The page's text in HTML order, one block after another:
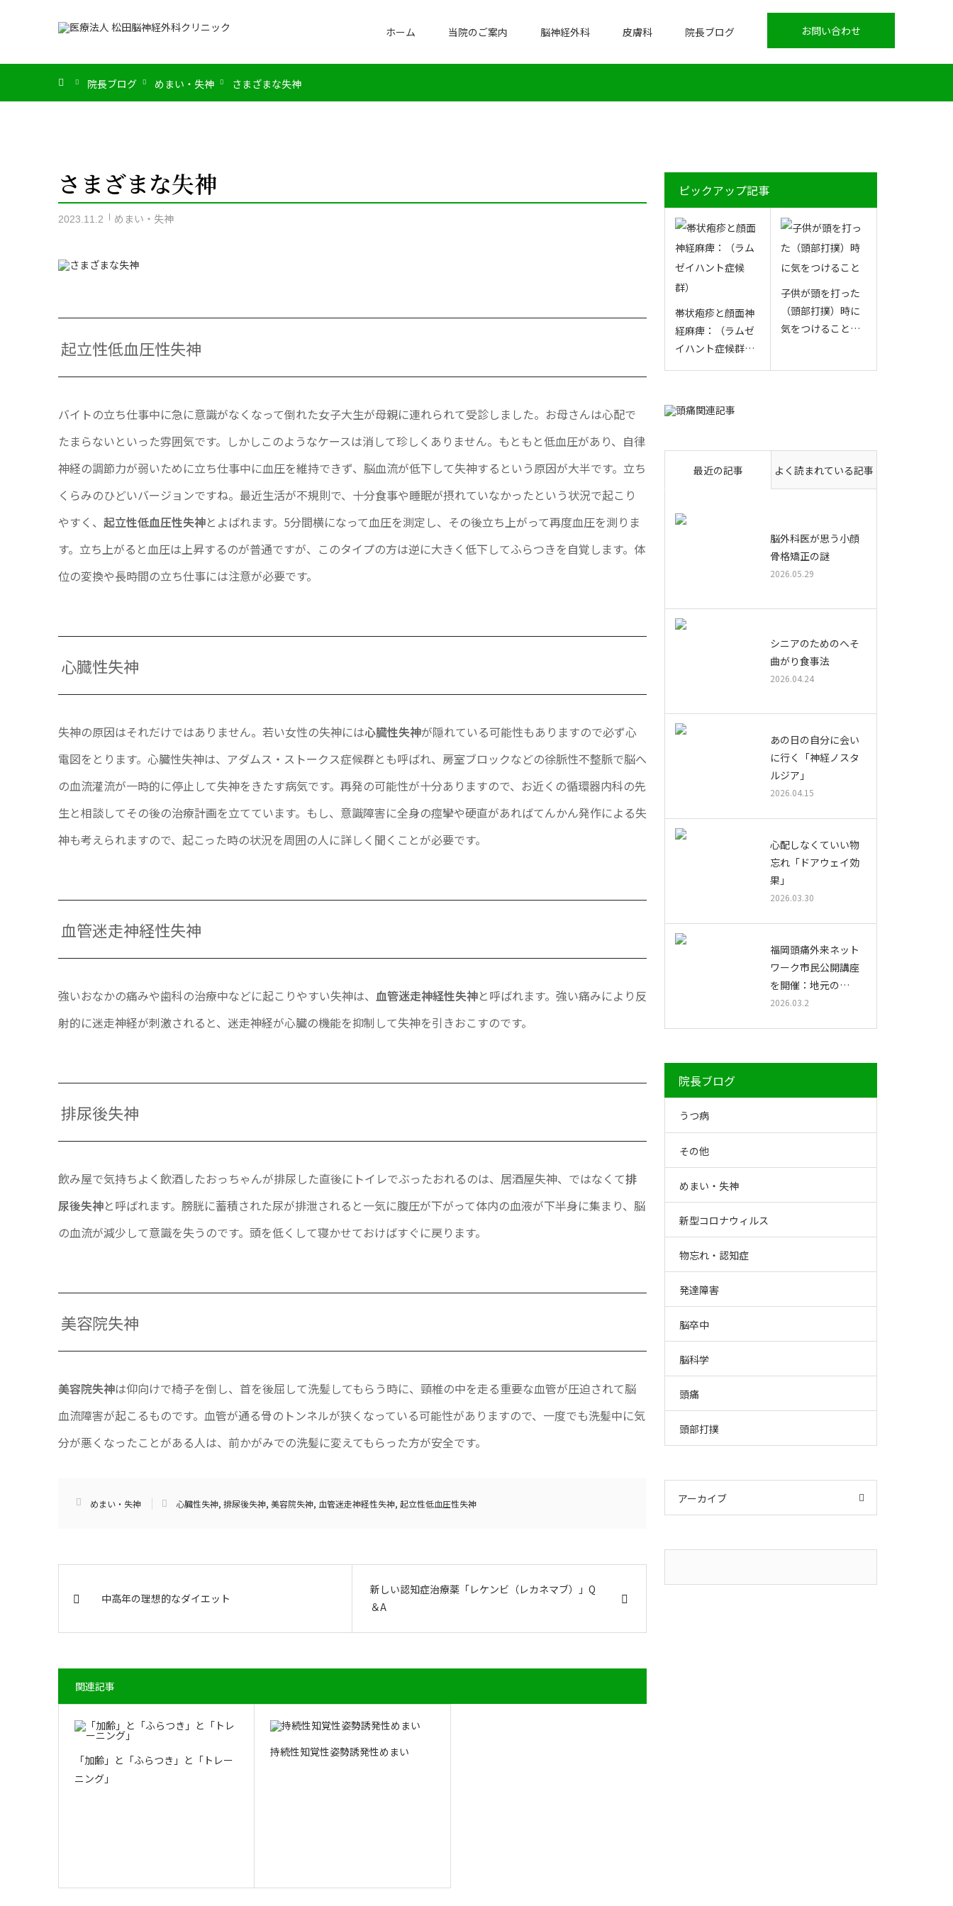
お問い合わせ
ホーム 当院のご案内 脳神経外科 皮膚科 院長ブログ
院長ブログ めまい・失神 さまざまな失神
さまざまな失神
2023.11.2 めまい・失神
起立性低血圧性失神
バイトの立ち仕事中に急に意識がなくなって倒れた女子大生が母親に連れられて受診しました。お母さんは心配で
たまらないといった雰囲気です。しかしこのようなケースは消して珍しくありません。もともと低血圧があり、自律
神経の調節力が弱いために立ち仕事中に血圧を維持できず、脳血流が低下して失神するという原因が大半です。立ち
くらみのひどいバージョンですね。最近生活が不規則で、十分食事や睡眠が摂れていなかったという状況で起こり
やすく、 起立性低血圧性失神とよばれます。5分間横になって血圧を測定し、その後立ち上がって再度血圧を測りま
す。立ち上がると血圧は上昇するのが普通ですが、このタイプの方は逆に大きく低下してふらつきを自覚します。体
位の変換や長時間の立ち仕事には注意が必要です。
心臓性失神
失神の原因はそれだけではありません。若い女性の失神には心臓性失神が隠れている可能性もありますので必ず心
電図をとります。心臓性失神は、アダムス・ストークス症候群とも呼ばれ、房室ブロックなどの徐脈性不整脈で脳へ
の血流灌流が一時的に停止して失神をきたす病気です。再発の可能性が十分ありますので、お近くの循環器内科の先
生と相談してその後の治療計画を立てています。もし、意識障害に全身の痙攣や硬直があればてんかん発作による失
神も考えられますので、起こった時の状況を周囲の人に詳しく聞くことが必要です。
血管迷走神経性失神
強いおなかの痛みや歯科の治療中などに起こりやすい失神は、 血管迷走神経性失神と呼ばれます。強い痛みにより反
射的に迷走神経が刺激されると、迷走神経が心臓の機能を抑制して失神を引きおこすのです。
排尿後失神
飲み屋で気持ちよく飲酒したおっちゃんが排尿した直後にトイレでぶったおれるのは、居酒屋失神、ではなくて排
尿後失神と呼ばれます。膀胱に蓄積された尿が排泄されると一気に腹圧が下がって体内の血液が下半身に集まり、脳
の血流が減少して意識を失うのです。頭を低くして寝かせておけばすぐに戻ります。
美容院失神
美容院失神は仰向けで椅子を倒し、首を後屈して洗髪してもらう時に、頸椎の中を走る重要な血管が圧迫されて脳
血流障害が起こるものです。血管が通る骨のトンネルが狭くなっている可能性がありますので、一度でも洗髪中に気
分が悪くなったことがある人は、前かがみでの洗髪に変えてもらった方が安全です。
めまい・失神 心臓性失神, 排尿後失神, 美容院失神, 血管迷走神経性失神, 起立性低血圧性失神
中高年の理想的なダイエット
新しい認知症治療薬「レケンビ（レカネマブ）」Q
＆A
関連記事
「加齢」と「ふらつき」と「トレー
ニング」
持続性知覚性姿勢誘発性めまい
ピックアップ記事
帯状疱疹と顔面神
経麻痺：（ラムゼ
イハント症候群…
子供が頭を打った
（頭部打撲）時に
気をつけること…
最近の記事 よく読まれている記事
脳外科医が思う小顔
骨格矯正の謎
2026.05.29
シニアのためのへそ
曲がり食事法
2026.04.24
あの日の自分に会い
に行く「神経ノスタ
ルジア」
2026.04.15
心配しなくていい物
忘れ「ドアウェイ効
果」
2026.03.30
福岡頭痛外来ネット
ワーク市民公開講座
を開催：地元の…
2026.03.2
院長ブログ
うつ病
その他
めまい・失神
新型コロナウィルス
物忘れ・認知症
発達障害
脳卒中
脳科学
頭痛
頭部打撲
アーカイブ